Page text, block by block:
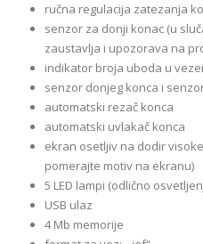
ručna regulacija zatezanja
senzor za donji konac (u
zaustavlja i upozorava na
indikator broja uboda u
senzor donjeg konca i
automatski rezač konca
automatski uvlakač konca
ekran osetljiv na dodir
pomerajte motiv na ekranu)
5 LED lampi (odlično
USB ulaz
4 Mb memorije